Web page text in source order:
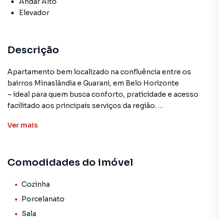
Elevador
Descrição
Apartamento bem localizado na confluência entre os
bairros Minaslândia e Guarani, em Belo Horizonte
– ideal para quem busca conforto, praticidade e acesso
facilitado aos principais serviços da região.
Principais características do apartamento:
• Sala
• Banheiro social
• Localização estratégica, com fácil acesso aos principais
Ver mais
Comodidades do imóvel
Cozinha
Porcelanato
Sala